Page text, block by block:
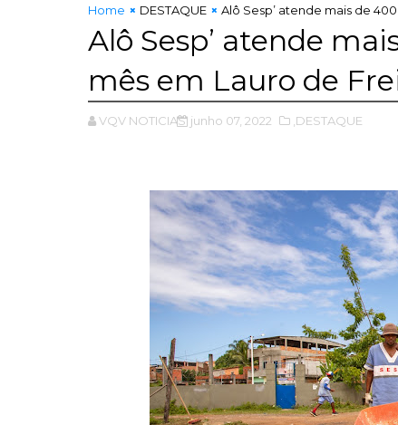
Home DESTAQUE Alô Sesp’ atende mais de
Alô Sesp’ atende
mês em Lauro de
VQV NOTICIAS junho 07, 2022 ,DESTAQUE